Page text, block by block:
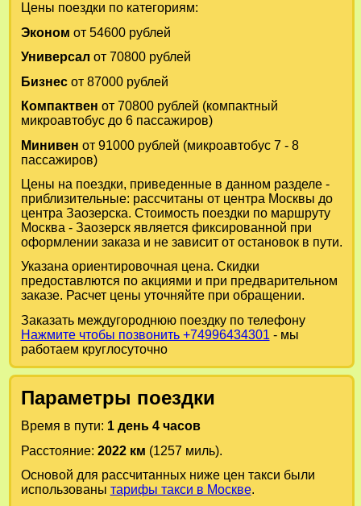
Цены поездки по категориям:
Эконом от 54600 рублей
Универсал от 70800 рублей
Бизнесот 87000 рублей
Компактвен от 70800 рублей (компактный
микроавтобус до 6 пассажиров)
Минивен от 91000 рублей (микроавтобус 7 - 8
пассажиров)
Цены на поездки, приведенные в данном разделе -
приблизительные: рассчитаны от центра Москвы до
центра Заозерска. Стоимость поездки по маршруту
Москва - Заозерск является фиксированной при
оформлении заказа и не зависит от остановок в пути.
Указана ориентировочная цена. Скидки
предоставлются по акциями и при предварительном
заказе. Расчет цены уточняйте при обращении.
Заказать междугороднюю поездку по телефону
Нажмите чтобы позвонить +74996434301 - мы
работаем круглосуточно
Параметры поездки
Время в пути: 1 день 4 часов
Расстояние: 2022 км (1257 миль).
Основой для рассчитанных ниже цен такси были
использованы тарифы такси в Москве.